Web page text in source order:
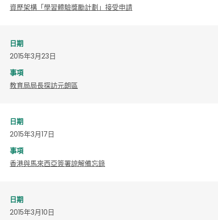
資歷架構「學習體驗獎勵計劃」接受申請
日期
2015年3月23日
事項
教育局局長探訪元朗區
日期
2015年3月17日
事項
香港與馬來西亞簽署諒解備忘錄
日期
2015年3月10日